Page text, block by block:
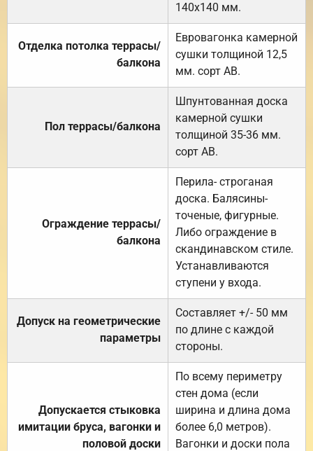
140х140 мм.
Отделка потолка террасы/
балкона
Евровагонка камерной
сушки толщиной 12,5
мм. сорт АВ.
Пол террасы/балкона
Шпунтованная доска
камерной сушки
толщиной 35-36 мм.
сорт АВ.
Ограждение террасы/
балкона
Перила- строганая
доска. Балясины-
точеные, фигурные.
Либо ограждение в
скандинавском стиле.
Устанавливаются
ступени у входа.
Допуск на геометрические
параметры
Составляет +/- 50 мм
по длине с каждой
стороны.
Допускается стыковка
имитации бруса, вагонки и
половой доски
По всему периметру
стен дома (если
ширина и длина дома
более 6,0 метров).
Вагонки и доски пола